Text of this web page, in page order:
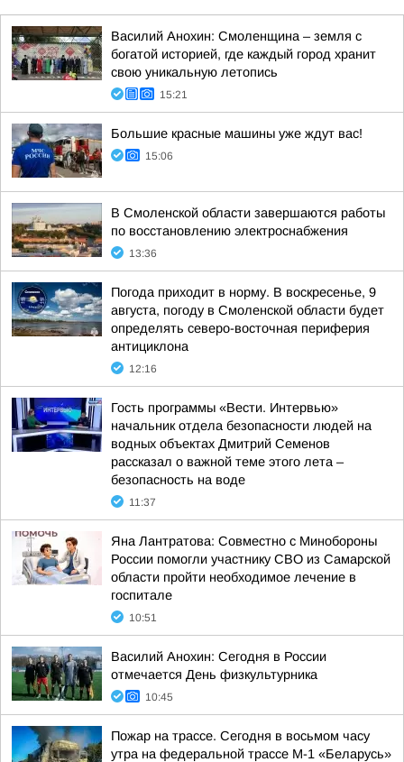
Василий Анохин: Смоленщина – земля с
богатой историей, где каждый город хранит
свою уникальную летопись
15:21
Большие красные машины уже ждут вас!
15:06
В Смоленской области завершаются работы
по восстановлению электроснабжения
13:36
Погода приходит в норму. В воскресенье, 9
августа, погоду в Смоленской области будет
определять северо-восточная периферия
антициклона
12:16
Гость программы «Вести. Интервью»
начальник отдела безопасности людей на
водных объектах Дмитрий Семенов
рассказал о важной теме этого лета –
безопасность на воде
11:37
Яна Лантратова: Совместно с Минобороны
России помогли участнику СВО из Самарской
области пройти необходимое лечение в
госпитале
10:51
Василий Анохин: Сегодня в России
отмечается День физкультурника
10:45
Пожар на трассе. Сегодня в восьмом часу
утра на федеральной трассе М-1 «Беларусь»